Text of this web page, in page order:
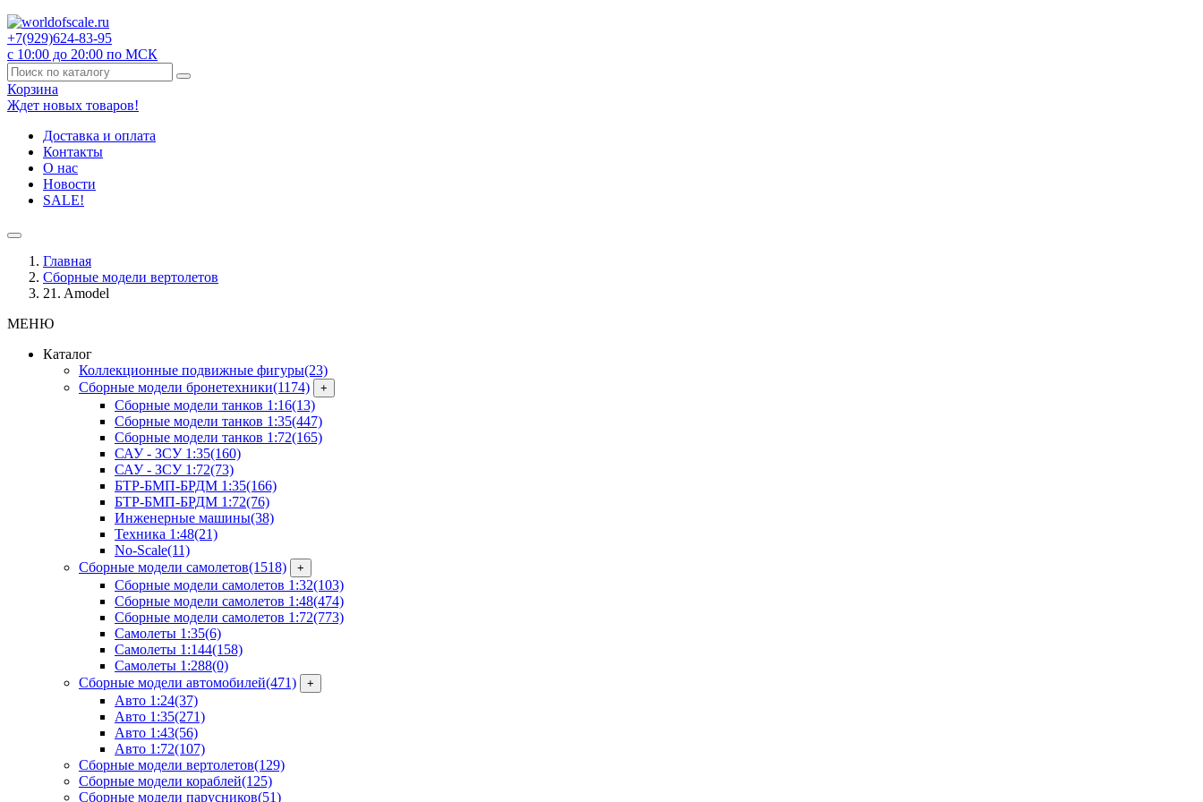
+7(929)624-83-95
с 10:00 до 20:00 по МСК
Корзина
Ждет новых товаров!
Доставка и оплата
Контакты
О нас
Новости
SALE!
Главная
Сборные модели вертолетов
21. Amodel
МЕНЮ
Каталог
Коллекционные подвижные фигуры(23)
Сборные модели бронетехники(1174) +
Сборные модели танков 1:16(13)
Сборные модели танков 1:35(447)
Сборные модели танков 1:72(165)
САУ - ЗСУ 1:35(160)
САУ - ЗСУ 1:72(73)
БТР-БМП-БРДМ 1:35(166)
БТР-БМП-БРДМ 1:72(76)
Инженерные машины(38)
Техника 1:48(21)
No-Scale(11)
Сборные модели самолетов(1518) +
Сборные модели самолетов 1:32(103)
Сборные модели самолетов 1:48(474)
Сборные модели самолетов 1:72(773)
Самолеты 1:35(6)
Самолеты 1:144(158)
Самолеты 1:288(0)
Сборные модели автомобилей(471) +
Авто 1:24(37)
Авто 1:35(271)
Авто 1:43(56)
Авто 1:72(107)
Сборные модели вертолетов(129)
Сборные модели кораблей(125)
Сборные модели парусников(51)